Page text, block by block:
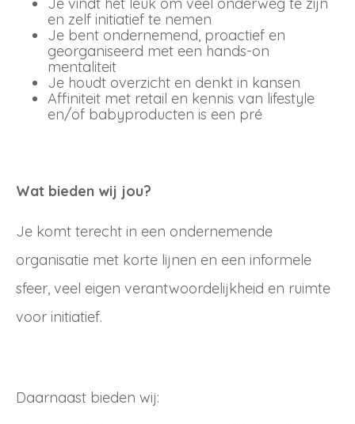
Je vindt het leuk om veel onderweg te zijn
en zelf initiatief te nemen
Je bent ondernemend, proactief en
georganiseerd met een hands-on
mentaliteit
Je houdt overzicht en denkt in kansen
Affiniteit met retail en kennis van lifestyle
en/of babyproducten is een pré
Wat bieden wij jou?
Je komt terecht in een ondernemende
organisatie met korte lijnen en een informele
sfeer, veel eigen verantwoordelijkheid en ruimte
voor initiatief.
Daarnaast bieden wij: